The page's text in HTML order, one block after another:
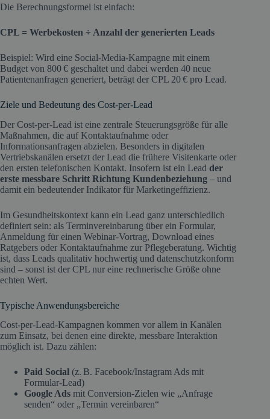
Die Berechnungsformel ist einfach:
CPL = Werbekosten ÷ Anzahl der generierten Leads
Beispiel: Wird eine Social-Media-Kampagne mit einem
Budget von 800 € geschaltet und dabei werden 40 neue
Patientenanfragen generiert, beträgt der CPL 20 € pro Lead.
Ziele und Bedeutung des Cost-per-Lead
Der Cost-per-Lead ist eine zentrale Steuerungsgröße für alle
Maßnahmen, die auf Kontaktaufnahme oder
Informationsanfragen abzielen. Besonders in digitalen
Vertriebskanälen ersetzt der Lead die frühere Visitenkarte oder
den ersten telefonischen Kontakt. Insofern ist ein Lead der
erste messbare Schritt Richtung Kundenbeziehung – und
damit ein bedeutender Indikator für Marketingeffizienz.
Im Gesundheitskontext kann ein Lead ganz unterschiedlich
definiert sein: als Terminvereinbarung über ein Formular,
Anmeldung für einen Webinar-Vortrag, Download eines
Ratgebers oder Kontaktaufnahme zur Pflegeberatung. Wichtig
ist, dass Leads qualitativ hochwertig und datenschutzkonform
sind – sonst ist der CPL nur eine rechnerische Größe ohne
echten Wert.
Typische Anwendungsbereiche
Cost-per-Lead-Kampagnen kommen vor allem in Kanälen
zum Einsatz, bei denen eine direkte, messbare Interaktion
möglich ist. Dazu zählen:
Paid Social (z. B. Facebook/Instagram Ads mit
Formular-Lead)
Google Ads mit Conversion-Zielen wie „Anfrage
senden“ oder „Termin vereinbaren“